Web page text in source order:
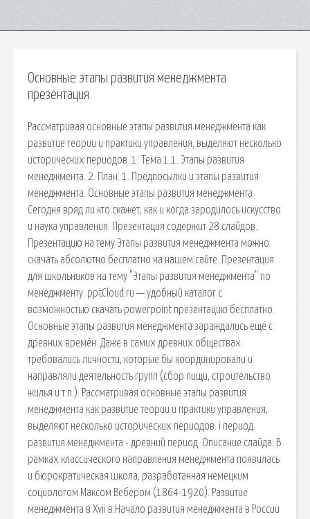
Основные этапы развития менеджмента
презентация
Рассматривая основные этапы развития менеджмента как
развитие теории и практики управления, выделяют несколько
исторических периодов. 1. Тема 1.1. Этапы развития
менеджмента. 2. План. 1. Предпосылки и этапы развития
менеджмента. Основные этапы развития менеджмента
Сегодня вряд ли кто скажет, как и когда зародилось искусство
и наука управления. Презентация содержит 28 слайдов.
Презентацию на тему Этапы развития менеджмента можно
скачать абсолютно бесплатно на нашем сайте. Презентация
для школьников на тему "Этапы развития менеджмента" по
менеджменту. pptCloud.ru — удобный каталог с
возможностью скачать powerpoint презентацию бесплатно.
Основные этапы развития менеджмента зараждались ещё с
древних времён. Даже в самих древних обществах
требовались личности, которые бы координировали и
направляли деятельность групп (сбор пищи, строительство
жилья и т.п.). Рассматривая основные этапы развития
менеджмента как развитие теории и практики управления,
выделяют несколько исторических периодов. i период
развития менеджмента - древний период. Описание слайда: В
рамках классического направления менеджмента появилась
и бюрократическая школа, разработанная немецким
социологом Максом Вебером (1864-1920). Развитие
менеджмента в Хvii в.Начало развития менеджмента в России